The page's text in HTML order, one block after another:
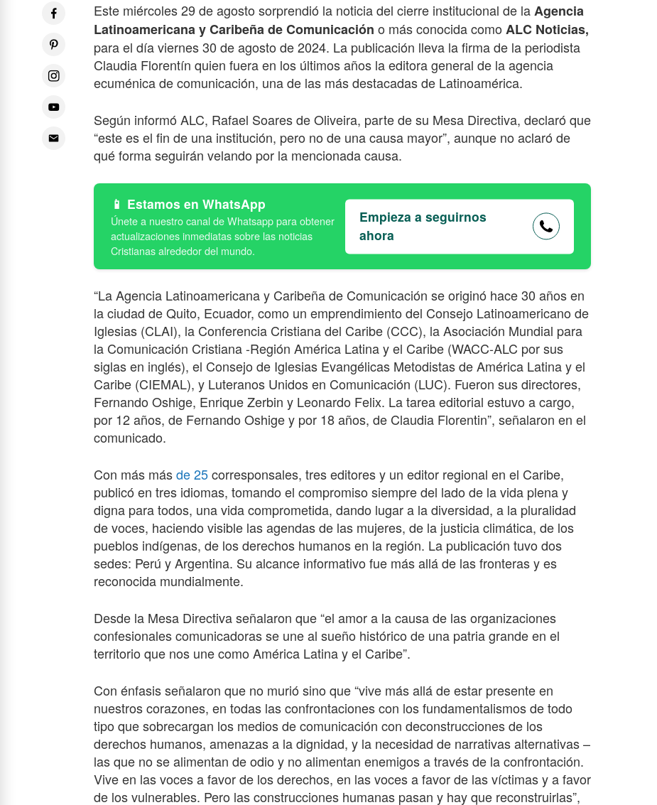
Este miércoles 29 de agosto sorprendió la noticia del cierre institucional de laAgencia
Latinoamericana y Caribeña de Comunicación o más conocida como ALC Noticias,
para el día viernes 30 de agosto de 2024. La publicación lleva la firma de la periodista
Claudia Florentín quien fuera en los últimos años la editora general de la agencia
ecuménica de comunicación, una de las más destacadas de Latinoamérica.
Según informó ALC, Rafael Soares de Oliveira, parte de su Mesa Directiva, declaró que
“este es el fin de una institución, pero no de una causa mayor”, aunque no aclaró de
qué forma seguirán velando por la mencionada causa.
Estamos en WhatsApp
Empieza a seguirnos
ahora
“La Agencia Latinoamericana y Caribeña de Comunicación se originó hace 30 años en
la ciudad de Quito, Ecuador, como un emprendimiento del Consejo Latinoamericano de
Iglesias (CLAI), la Conferencia Cristiana del Caribe (CCC), la Asociación Mundial para
la Comunicación Cristiana -Región América Latina y el Caribe (WACC-ALC por sus
siglas en inglés), el Consejo de Iglesias Evangélicas Metodistas de América Latina y el
Caribe (CIEMAL), y Luteranos Unidos en Comunicación (LUC). Fueron sus directores,
Fernando Oshige, Enrique Zerbin y Leonardo Felix. La tarea editorial estuvo a cargo,
por 12 años, de Fernando Oshige y por 18 años, de Claudia Florentin”, señalaron en el
comunicado.
Con más másde 25corresponsales, tres editores y un editor regional en el Caribe,
publicó en tres idiomas, tomando el compromiso siempre del lado de la vida plena y
digna para todos, una vida comprometida, dando lugar a la diversidad, a la pluralidad
de voces, haciendo visible las agendas de las mujeres, de la justicia climática, de los
pueblos indígenas, de los derechos humanos en la región. La publicación tuvo dos
sedes: Perú y Argentina. Su alcance informativo fue más allá de las fronteras y es
reconocida mundialmente.
Desde la Mesa Directiva señalaron que “el amor a la causa de las organizaciones
confesionales comunicadoras se une al sueño histórico de una patria grande en el
territorio que nos une como América Latina y el Caribe”.
Con énfasis señalaron que no murió sino que “vive más allá de estar presente en
nuestros corazones, en todas las confrontaciones con los fundamentalismos de todo
tipo que sobrecargan los medios de comunicación con deconstrucciones de los
derechos humanos, amenazas a la dignidad, y la necesidad de narrativas alternativas –
las que no se alimentan de odio y no alimentan enemigos a través de la confrontación.
Vive en las voces a favor de los derechos, en las voces a favor de las víctimas y a favor
de los vulnerables. Pero las construcciones humanas pasan y hay que reconstruirlas”,